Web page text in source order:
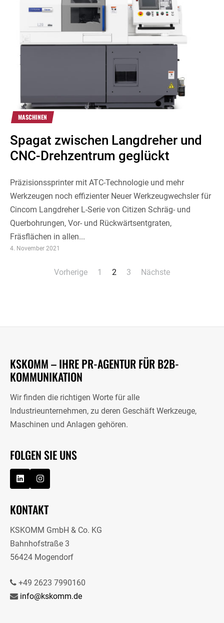
MASCHINEN
Spagat zwischen Langdreher und
CNC-Drehzentrum geglückt
Präzisionssprinter mit ATC-Technologie und mehr
Werkzeugen noch effizienter Neuer Werkzeugwechsler für
Cincom Langdreher L-Serie von Citizen Schräg- und
Querbohrungen, Vor- und Rückwärtsentgraten,
Fräsflächen in allen...
4. November 2021
Seitennummerierung
Vorherige 1 2 3 Nächste
KSKOMM – IHRE PR-AGENTUR FÜR B2B-
KOMMUNIKATION
Wir finden die richtigen Worte für alle
Industrieunternehmen, zu deren Geschäft Werkzeuge,
Maschinen und Anlagen gehören.
FOLGEN SIE UNS
KONTAKT
KSKOMM GmbH & Co. KG
Bahnhofstraße 3
56424 Mogendorf
+49 2623 7990160
info@kskomm.de